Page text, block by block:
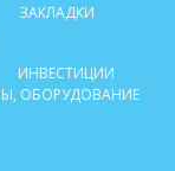
ЗАКЛАДКИ
ИНВЕСТИЦИИ
ОБОРУДОВАНИЕ